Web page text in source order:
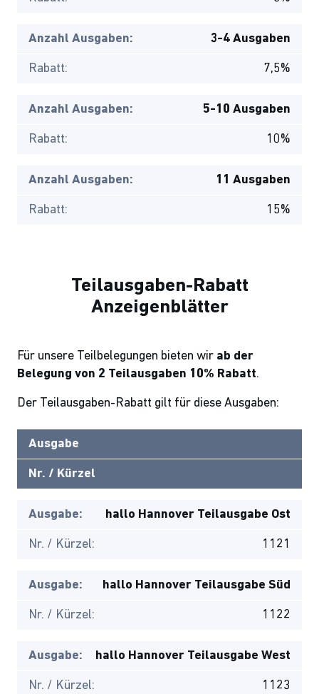
Anzahl Ausgaben: 3-4 Ausgaben
Rabatt: 7,5%
Anzahl Ausgaben: 5-10 Ausgaben
Rabatt: 10%
Anzahl Ausgaben: 11 Ausgaben
Rabatt: 15%
Teilausgaben-Rabatt
Anzeigenblätter
Für unsere Teilbelegungen bieten wir ab der
Belegung von 2 Teilausgaben 10% Rabatt.
Der Teilausgaben-Rabatt gilt für diese Ausgaben:
Ausgabe
Nr. / Kürzel
Ausgabe: hallo Hannover Teilausgabe Ost
Nr. / Kürzel: 1121
Ausgabe: hallo Hannover Teilausgabe Süd
Nr. / Kürzel: 1122
Ausgabe: hallo Hannover Teilausgabe West
Nr. / Kürzel: 1123